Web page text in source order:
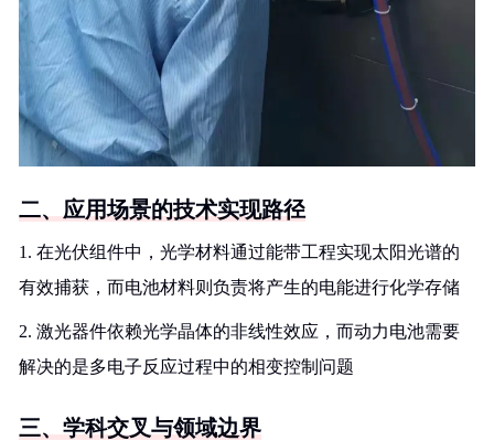
二、应用场景的技术实现路径
1. 在光伏组件中，光学材料通过能带工程实现太阳光谱的
有效捕获，而电池材料则负责将产生的电能进行化学存储
2. 激光器件依赖光学晶体的非线性效应，而动力电池需要
解决的是多电子反应过程中的相变控制问题
三、学科交叉与领域边界